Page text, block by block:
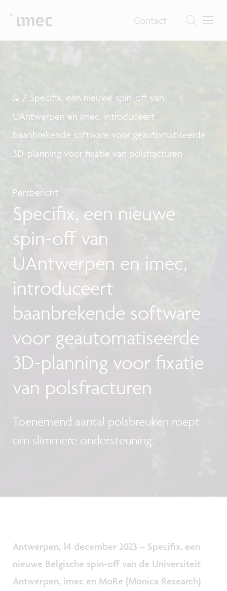
Contact
/ Specifix, een nieuwe spin-off van
UAntwerpen en imec, introduceert
baanbrekende software voor geautomatiseerde
3D-planning voor fixatie van polsfracturen
Persbericht
Specifix, een nieuwe
spin-off van
UAntwerpen en imec,
introduceert
baanbrekende software
voor geautomatiseerde
3D-planning voor fixatie
van polsfracturen
Toenemend aantal polsbreuken roept
om slimmere ondersteuning
Antwerpen, 14 december 2023 – Specifix, een
nieuwe Belgische spin-off van de Universiteit
Antwerpen, imec en MoRe (Monica Research)